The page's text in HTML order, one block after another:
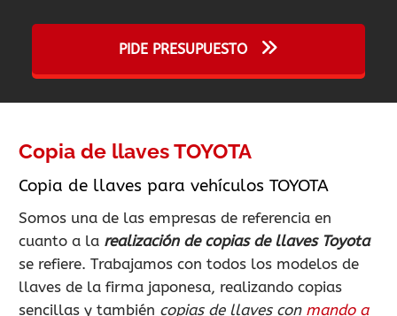
PIDE PRESUPUESTO
Copia de llaves TOYOTA
Copia de llaves para vehículos TOYOTA
Somos una de las empresas de referencia en
cuanto a la realización de copias de llaves Toyota
se refiere. Trabajamos con todos los modelos de
llaves de la firma japonesa, realizando copias
sencillas y también copias de llaves con mando a